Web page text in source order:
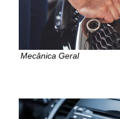
Mecânica Geral